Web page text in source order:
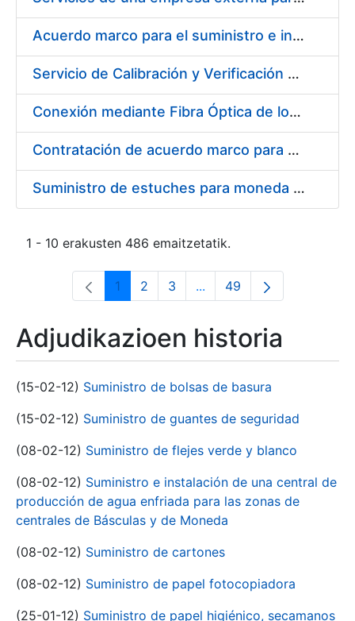
Acuerdo marco para el suministro e instalación de persianas, estores y otros complementos
Servicio de Calibración y Verificación Externa de los Equipos de Medición del Servicio de Prevención de la FNMT-RCM
Conexión mediante Fibra Óptica de los Centros de Proceso de Datos (CPDs) de las sedes de la FNMT-RCM de Burgos y Madrid
Contratación de acuerdo marco para el Suministro de Material de Electricidad para la Fábrica Nacional de Moneda y Timbre-Real Casa de la Moneda en su centro de trabajo de Burgos
Suministro de estuches para moneda de 30 €
1 - 10 erakusten 486 emaitzetatik.
Orrialdea
1 Orrialdea
2 Orrialdea
3 ...Intermediate Pages Use
Orrialdea
49
Adjudikazioen historia
(15-02-12) Suministro de bolsas de basura
(15-02-12) Suministro de guantes de seguridad
(08-02-12) Suministro de flejes verde y blanco
(08-02-12) Suministro e instalación de una central de
producción de agua enfriada para las zonas de
centrales de Básculas y de Moneda
(08-02-12) Suministro de cartones
(08-02-12) Suministro de papel fotocopiadora
(25-01-12) Suministro de papel higiénico, secamanos